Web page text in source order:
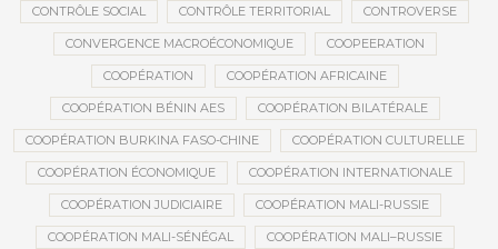
CONTRÔLE SOCIAL CONTRÔLE TERRITORIAL CONTROVERSE
CONVERGENCE MACROÉCONOMIQUE COOPEERATION
COOPÉRATION COOPÉRATION AFRICAINE
COOPÉRATION BÉNIN AES COOPÉRATION BILATÉRALE
COOPÉRATION BURKINA FASO-CHINE COOPÉRATION CULTURELLE
COOPÉRATION ÉCONOMIQUE COOPÉRATION INTERNATIONALE
COOPÉRATION JUDICIAIRE COOPÉRATION MALI-RUSSIE
COOPÉRATION MALI-SÉNÉGAL COOPÉRATION MALI–RUSSIE